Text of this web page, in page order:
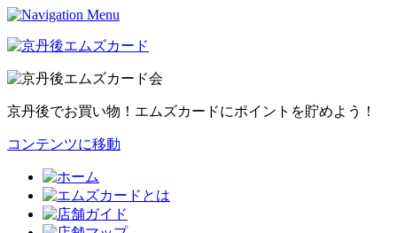
京丹後でお買い物！エムズカードにポイントを貯めよう！
コンテンツに移動